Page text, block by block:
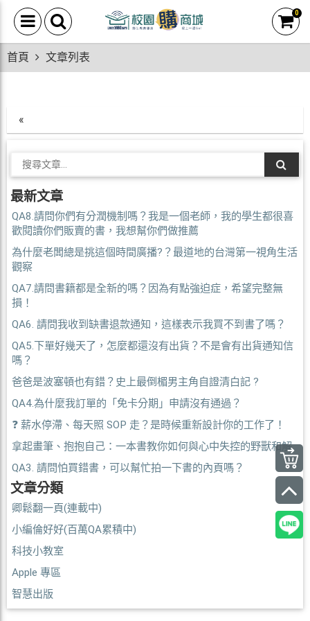
0
首頁 文章列表
«
最新文章
QA8.請問你們有分潤機制嗎？我是一個老師，我的學生都很喜
歡閱讀你們販賣的書，我想幫你們做推薦
為什麼老闆總是挑這個時間廣播?？最道地的台灣第一視角生活
觀察
QA7.請問書籍都是全新的嗎？因為有點強迫症，希望完整無
損！
QA6. 請問我收到缺書退款通知，這樣表示我買不到書了嗎？
QA5.下單好幾天了，怎麼都還沒有出貨？不是會有出貨通知信
嗎？
爸爸是波塞頓也有錯？史上最倒楣男主角自證清白記 ?
QA4.為什麼我訂單的「免卡分期」申請沒有通過？
❓ 薪水停滯、每天照 SOP 走？是時候重新設計你的工作了！
拿起畫筆、抱抱自己：一本書教你如何與心中失控的野獸和解
QA3. 請問怕買錯書，可以幫忙拍一下書的內頁嗎？
文章分類
卿鬆翻一頁(連載中)
小編倫好好(百萬QA累積中)
科技小教室
Apple 專區
智慧出版